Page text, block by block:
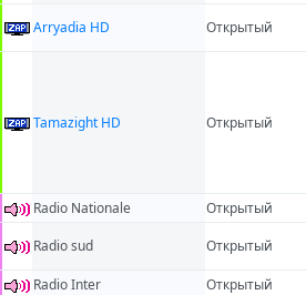
Arryadia HD Открытый
Tamazight HD Открытый
Radio Nationale Открытый
Radio sud
Открытый
Radio Inter Открытый